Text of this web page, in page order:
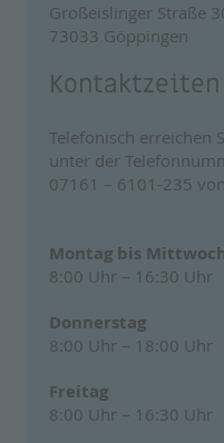
Großeislinger Straße
73033 Göppingen
Kontaktzeiten
Telefonisch erreichen
unter der
07161 – 6101-235 von
Montag bis
8:00 Uhr – 16:30 Uhr
Donnerstag
8:00 Uhr – 18:00 Uhr
Freitag
8:00 Uhr – 16:30 Uhr